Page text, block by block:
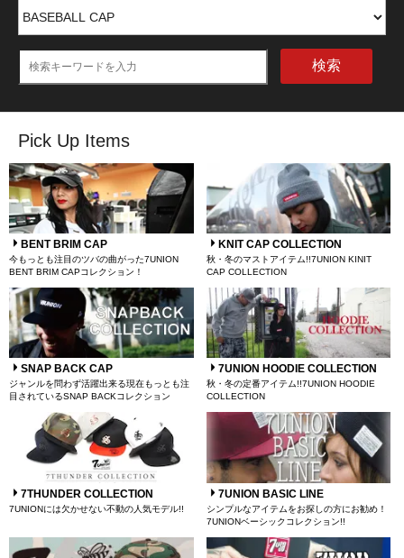
検索
Pick Up Items
BENT BRIM CAP
今もっとも注目のツバの曲がった7UNION
BENT BRIM CAPコレクション！
KNIT CAP COLLECTION
秋・冬のマストアイテム!!7UNION KINIT
CAP COLLECTION
SNAP BACK CAP
ジャンルを問わず活躍出来る現在もっとも注
目されているSNAP BACKコレクション
7UNION HOODIE COLLECTION
秋・冬の定番アイテム!!7UNION HOODIE
COLLECTION
7THUNDER COLLECTION
7UNIONには欠かせない不動の人気モデル!!
7UNION BASIC LINE
シンプルなアイテムをお探しの方にお勧め！
7UNIONベーシックコレクション!!